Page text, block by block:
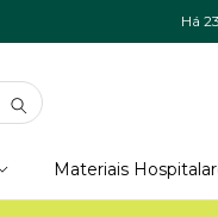
Há
Materiais